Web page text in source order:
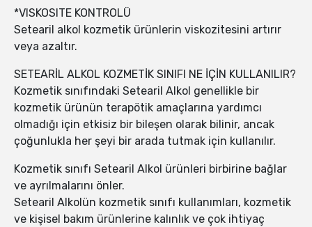
*VISKOSITE KONTROLÜ
Setearil alkol kozmetik ürünlerin viskozitesini artırır
veya azaltır.
SETEARİL ALKOL KOZMETİK SINIFI NE İÇİN KULLANILIR?
Kozmetik sınıfındaki Setearil Alkol genellikle bir
kozmetik ürünün terapötik amaçlarına yardımcı
olmadığı için etkisiz bir bileşen olarak bilinir, ancak
çoğunlukla her şeyi bir arada tutmak için kullanılır.
Kozmetik sınıfı Setearil Alkol ürünleri birbirine bağlar
ve ayrılmalarını önler.
Setearil Alkolün kozmetik sınıfı kullanımları, kozmetik
ve kişisel bakım ürünlerine kalınlık ve çok ihtiyaç